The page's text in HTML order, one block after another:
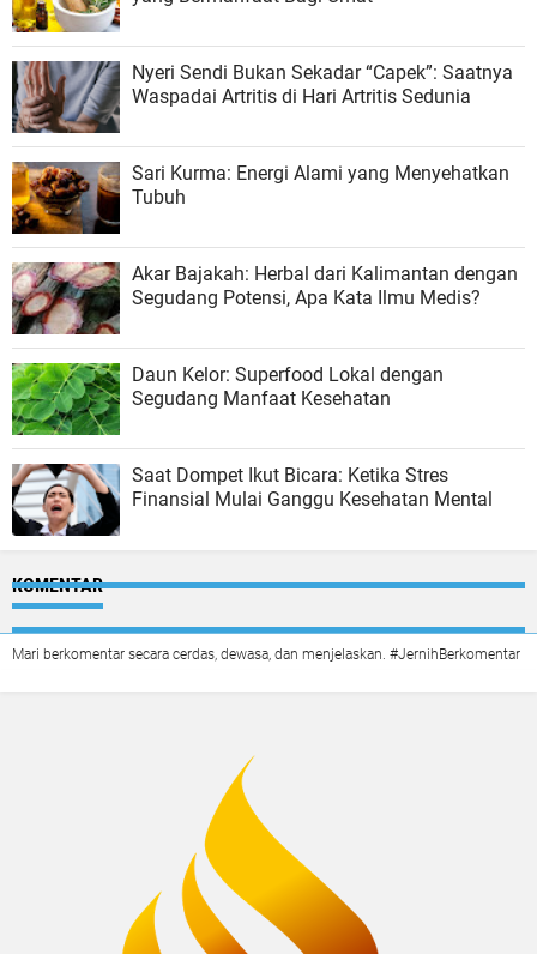
Nyeri Sendi Bukan Sekadar “Capek”: Saatnya
Waspadai Artritis di Hari Artritis Sedunia
Sari Kurma: Energi Alami yang Menyehatkan
Tubuh
Akar Bajakah: Herbal dari Kalimantan dengan
Segudang Potensi, Apa Kata Ilmu Medis?
Daun Kelor: Superfood Lokal dengan
Segudang Manfaat Kesehatan
Saat Dompet Ikut Bicara: Ketika Stres
Finansial Mulai Ganggu Kesehatan Mental
KOMENTAR
Mari berkomentar secara cerdas, dewasa, dan menjelaskan. #JernihBerkomentar